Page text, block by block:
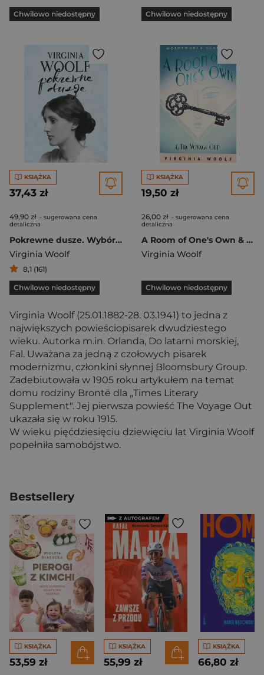
Chwilowo niedostępny Chwilowo niedostępny
KSIĄŻKA
37,43 zł
49,90 zł - sugerowana cena
detaliczna
Pokrewne dusze. Wybór listów
Virginia Woolf
8,1 (161)
Chwilowo niedostępny
KSIĄŻKA
19,50 zł
26,00 zł - sugerowana cena
detaliczna
A Room of One's Own & The Voyage Out
Virginia Woolf
Chwilowo niedostępny
Virginia Woolf (25.01.1882-28. 03.1941) to jedna z
największych powieściopisarek dwudziestego
wieku. Autorka m.in. Orlanda, Do latarni morskiej,
Fal. Uważana za jedną z czołowych pisarek
modernizmu, członkini słynnej Bloomsbury Group.
Zadebiutowała w 1905 roku artykułem na temat
domu rodziny Brontë dla „Times Literary
Supplement". Jej pierwsza powieść The Voyage Out
ukazała się w roku 1915.
W wieku pięćdziesięciu dziewięciu lat Virginia Woolf
popełniła samobójstwo.
Bestsellery
KSIĄŻKA
53,59 zł
KSIĄŻKA
55,99 zł
KSIĄŻKA
66,80 zł